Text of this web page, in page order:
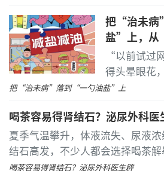
目前合肥视宁眼科医院已建
SMILE Pro的全谱系全飞秒技术矩
件、用眼需求定制个性化矫正方
依托华厦眼科上市集团平台
略合作，合肥视宁眼科医院将以
带，发挥全省首批SMILE pro落地
把“治未
盐”上，
油盐”
“以前试过
得头晕眼花
免疫力还下
怎么动，这
也精神了。
把“治未病”落到“一勺油盐”上
喝茶容易得肾结石？泌尿外科医
夏季气温攀升，体液流失、尿液
结石高发，不少人都会选择喝茶
易得肾结石”的说法也一直广为流传
喝茶容易得肾结石？泌尿外科医生辟